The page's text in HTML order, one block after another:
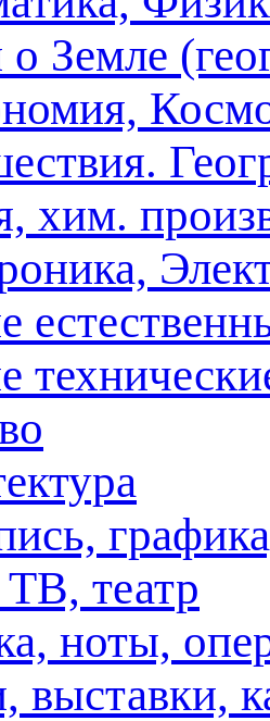
Земле
хим.
театр
ноты,
выставки,